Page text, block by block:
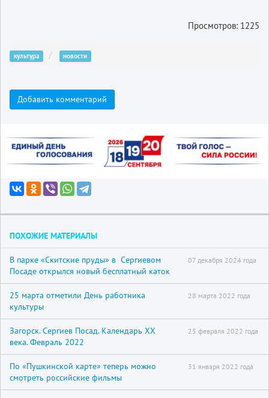
Просмотров: 1225
культура новости
Добавить комментарий
ПОХОЖИЕ МАТЕРИАЛЫ
В парке «Скитские пруды» в Сергиевом
Посаде открылся новый бесплатный каток
07 декабря 2024 года
25 марта отметили День работника
культуры
28 марта 2022 года
Загорск. Сергиев Посад. Календарь XX
века. Февраль 2022
25 февраля 2022 года
По «Пушкинской карте» теперь можно
смотреть российские фильмы
31 января 2022 года